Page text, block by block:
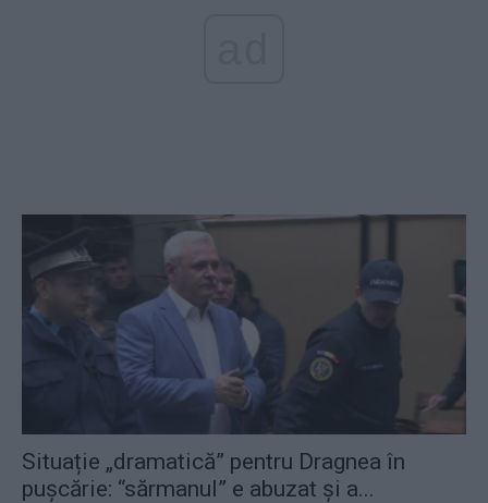
Situație „dramatică” pentru Dragnea în
pușcărie: “sărmanul” e abuzat și a...